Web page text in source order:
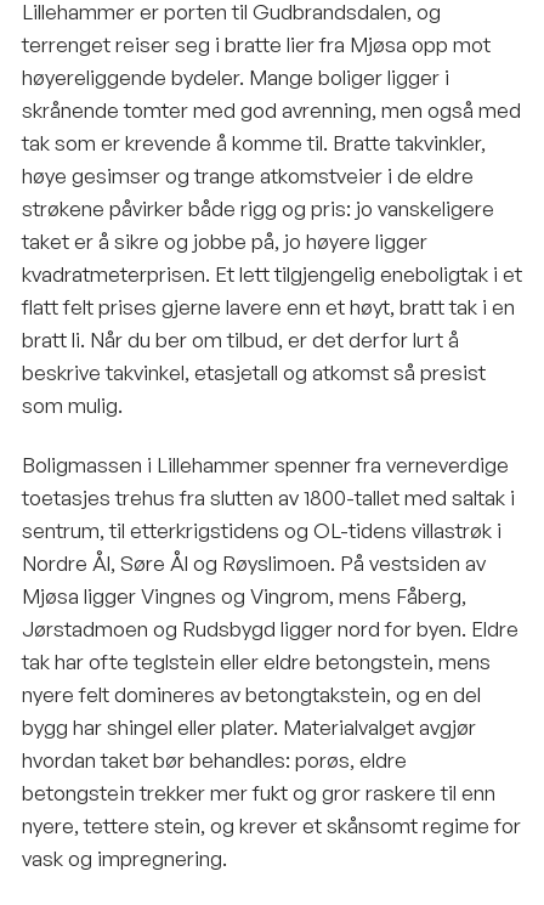
Lillehammer er porten til Gudbrandsdalen, og
terrenget reiser seg i bratte lier fra Mjøsa opp mot
høyereliggende bydeler. Mange boliger ligger i
skrånende tomter med god avrenning, men også med
tak som er krevende å komme til. Bratte takvinkler,
høye gesimser og trange atkomstveier i de eldre
strøkene påvirker både rigg og pris: jo vanskeligere
taket er å sikre og jobbe på, jo høyere ligger
kvadratmeterprisen. Et lett tilgjengelig eneboligtak i et
flatt felt prises gjerne lavere enn et høyt, bratt tak i en
bratt li. Når du ber om tilbud, er det derfor lurt å
beskrive takvinkel, etasjetall og atkomst så presist
som mulig.
Boligmassen i Lillehammer spenner fra verneverdige
toetasjes trehus fra slutten av 1800-tallet med saltak i
sentrum, til etterkrigstidens og OL-tidens villastrøk i
Nordre Ål, Søre Ål og Røyslimoen. På vestsiden av
Mjøsa ligger Vingnes og Vingrom, mens Fåberg,
Jørstadmoen og Rudsbygd ligger nord for byen. Eldre
tak har ofte teglstein eller eldre betongstein, mens
nyere felt domineres av betongtakstein, og en del
bygg har shingel eller plater. Materialvalget avgjør
hvordan taket bør behandles: porøs, eldre
betongstein trekker mer fukt og gror raskere til enn
nyere, tettere stein, og krever et skånsomt regime for
vask og impregnering.